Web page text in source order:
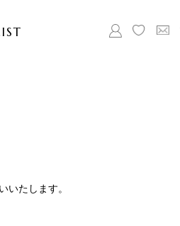
いたします。